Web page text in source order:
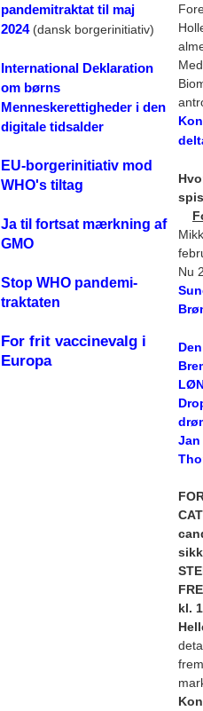
pandemitraktat til maj
2024(dansk borgerinitiativ)
International Deklaration
om børns
Menneskerettigheder i den
digitale tidsalder
EU-borgerinitiativ mod
WHO's tiltag
Ja til fortsat mærkning af
GMO
Stop WHO pandemi-
traktaten
For frit vaccinevalg i
Europa
Nu
kl.